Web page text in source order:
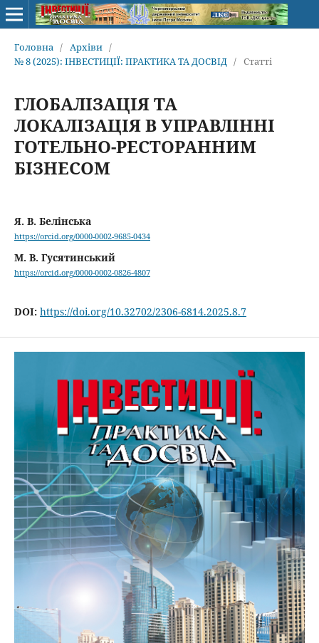
Головна / Архіви /
№ 8 (2025): ІНВЕСТИЦІЇ: ПРАКТИКА ТА ДОСВІД / Статті
ГЛОБАЛІЗАЦІЯ ТА
ЛОКАЛІЗАЦІЯ В УПРАВЛІННІ
ГОТЕЛЬНО-РЕСТОРАННИМ
БІЗНЕСОМ
Я. В. Белінська
https://orcid.org/0000-0002-9685-0434
М. В. Гусятинський
https://orcid.org/0000-0002-0826-4807
DOI: https://doi.org/10.32702/2306-6814.2025.8.7